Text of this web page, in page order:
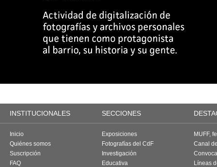
INSTITUCIONALES SECCIONES
Inicio
Quiénes somos
Suscripción
FAQ
Exposiciones
Fotografías del CdF
Investigación
Educativa
MUFF,
Canal
Líneas